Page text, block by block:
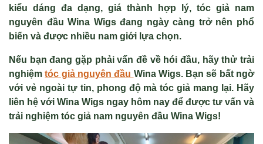
kiểu dáng đa dạng, giá thành hợp lý, tóc giả nam
nguyên đầu Wina Wigs đang ngày càng trở nên phổ
biến và được nhiều nam giới lựa chọn.
Nếu bạn đang gặp phải vấn đề về hói đầu, hãy thử trải
nghiệmtóc giả nguyên đầu Wina Wigs. Bạn sẽ bất ngờ
với vẻ ngoài tự tin, phong độ mà tóc giả mang lại. Hãy
liên hệ với Wina Wigs ngay hôm nay để được tư vấn và
trải nghiệm tóc giả nam nguyên đầu Wina Wigs!